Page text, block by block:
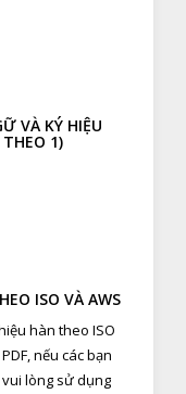
VÀ KÝ HIỆU
1)
ISO VÀ AWS
hàn theo ISO
nếu các bạn
lòng sử dụng